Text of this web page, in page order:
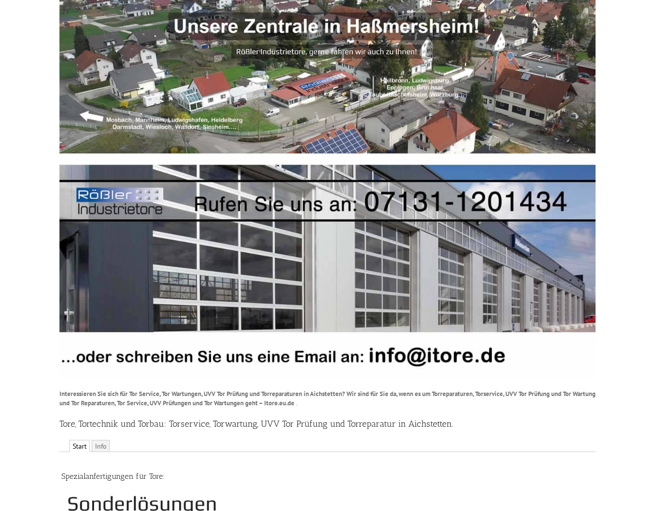
Interessieren Sie sich für Tor Service, Tor Wartungen, UVV Tor Prüfung und Torreparaturen in Aichstetten? Wir sind für Sie da, wenn es um Torreparaturen, Torservice, UVV Tor Prüfung und Tor Wartung
und Tor Reparaturen, Tor Service, UVV Prüfungen und Tor Wartungen geht – Itore.eu.de .
Tore, Tortechnik und Torbau: Torservice, Torwartung, UVV Tor Prüfung und Torreparatur in Aichstetten.
Start Info
Spezialanfertigungen für Tore: